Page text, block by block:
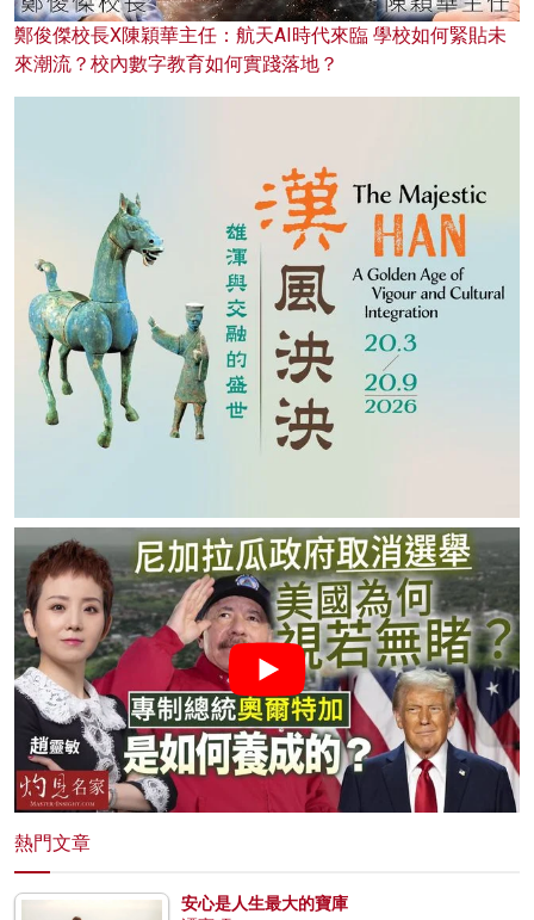
鄭俊傑校長X陳穎華主任：航天AI時代來臨 學校如何緊貼未
來潮流？校內數字教育如何實踐落地？
熱門文章
安心是人生最大的寶庫